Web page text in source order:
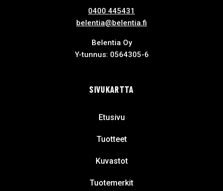
0400 445431
belentia@belentia.fi
Belentia Oy
Y-tunnus: 0564305-6
SIVUKARTTA
Etusivu
Tuotteet
Kuvastot
Tuotemerkit